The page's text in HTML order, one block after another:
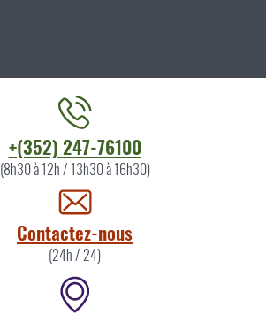
+(352) 247-76100
(8h30 à 12h / 13h30 à 16h30)
Contactez-nous
(24h / 24)